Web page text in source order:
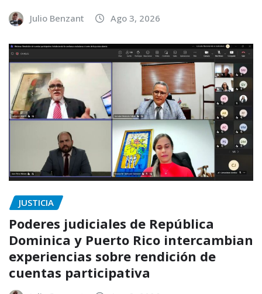
Julio Benzant Ago 3, 2026
JUSTICIA
Poderes judiciales de República
Dominica y Puerto Rico intercambian
experiencias sobre rendición de
cuentas participativa